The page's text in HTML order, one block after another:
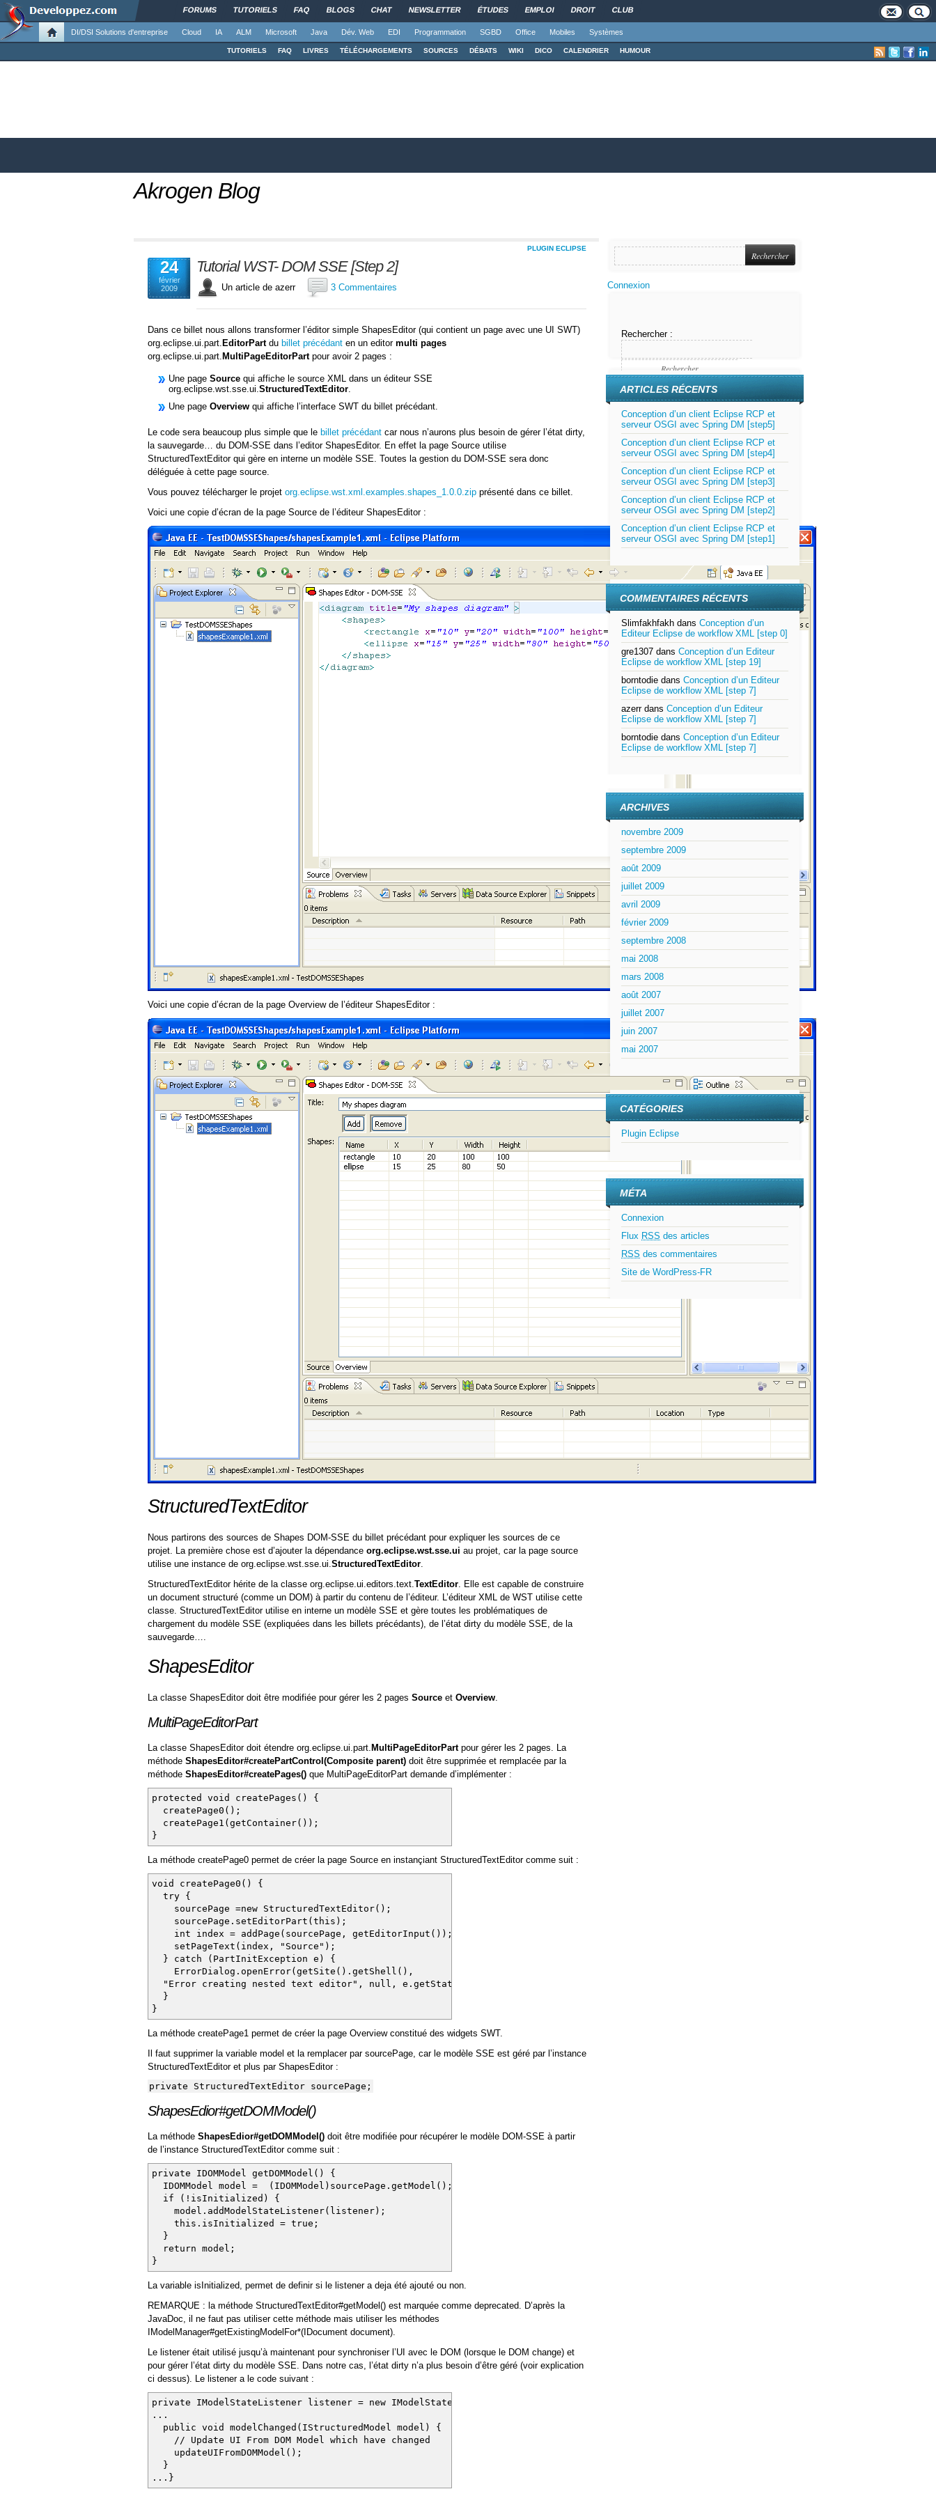
FORUMS TUTORIELS FAQ BLOGS CHAT NEWSLETTER ÉTUDES EMPLOI DROIT CLUB
DI/DSI Solutions d'entreprise Cloud IA ALM Microsoft Java Dév. Web EDI Programmation SGBD Office Mobiles Systèmes
TUTORIELS FAQ LIVRES TÉLÉCHARGEMENTS SOURCES DÉBATS WIKI DICO CALENDRIER HUMOUR
Akrogen Blog
24
février
2009
PLUGIN ECLIPSE
Tutorial WST- DOM SSE [Step 2]
Un article de azerr 3 Commentaires
Dans ce billet nous allons transformer l’éditor simple ShapesEditor (qui contient un page avec une UI SWT)
org.eclipse.ui.part. EditorPartdu billet précédant en un editor multi pages
org.eclipse.ui.part. MultiPageEditorPartpour avoir 2 pages :
Une page Source qui affiche le source XML dans un éditeur SSE
org.eclipse.wst.sse.ui.StructuredTextEditor.
Une page Overview qui affiche l’interface SWT du billet précédant.
Le code sera beaucoup plus simple que le billet précédant car nous n’aurons plus besoin de gérer l’état dirty,
la sauvegarde… du DOM-SSE dans l’editor ShapesEditor. En effet la page Source utilise
StructuredTextEditor qui gère en interne un modèle SSE. Toutes la gestion du DOM-SSE sera donc
déléguée à cette page source.
Vous pouvez télécharger le projet org.eclipse.wst.xml.examples.shapes_1.0.0.zip présenté dans ce billet.
Voici une copie d’écran de la page Source de l’éditeur ShapesEditor :
Voici une copie d’écran de la page Overview de l’éditeur ShapesEditor :
StructuredTextEditor
Nous partirons des sources de Shapes DOM-SSE du billet précédant pour expliquer les sources de ce
projet. La première chose est d’ajouter la dépendance org.eclipse.wst.sse.ui au projet, car la page source
utilise une instance de org.eclipse.wst.sse.ui.StructuredTextEditor.
StructuredTextEditor hérite de la classe org.eclipse.ui.editors.text.TextEditor. Elle est capable de construire
un document structuré (comme un DOM) à partir du contenu de l’éditeur. L’éditeur XML de WST utilise cette
classe. StructuredTextEditor utilise en interne un modèle SSE et gère toutes les problématiques de
chargement du modèle SSE (expliquées dans les billets précédants), de l’état dirty du modèle SSE, de la
sauvegarde….
ShapesEditor
La classe ShapesEditor doit être modifiée pour gérer les 2 pages Source et Overview.
MultiPageEditorPart
La classe ShapesEditor doit étendre org.eclipse.ui.part. MultiPageEditorPartpour gérer les 2 pages. La
méthode ShapesEditor#createPartControl(Composite parent) doit être supprimée et remplacée par la
méthode ShapesEditor#createPages() que MultiPageEditorPart demande d’implémenter :
protected void createPages() {
createPage0();
createPage1(getContainer());
}
La méthode createPage0 permet de créer la page Source en instançiant StructuredTextEditor comme suit :
void createPage0() {
try {
sourcePage =new StructuredTextEditor();
sourcePage.setEditorPart(this);
int index = addPage(sourcePage, getEditorInput());
setPageText(index, "Source");
} catch (PartInitException e) {
ErrorDialog.openError(getSite().getShell(),
"Error creating nested text editor", null, e.getStatus());
}
}
La méthode createPage1 permet de créer la page Overview constitué des widgets SWT.
Il faut supprimer la variable model et la remplacer par sourcePage, car le modèle SSE est géré par l’instance
StructuredTextEditor et plus par ShapesEditor :
private StructuredTextEditor sourcePage;
ShapesEdior#getDOMModel()
La méthode ShapesEdior#getDOMModel() doit être modifiée pour récupérer le modèle DOM-SSE à partir
de l’instance StructuredTextEditor comme suit :
private IDOMModel getDOMModel() {
IDOMModel model = (IDOMModel)sourcePage.getModel();
if (!isInitialized) {
model.addModelStateListener(listener);
this.isInitialized = true;
}
return model;
}
La variable isInitialized, permet de definir si le listener a deja été ajouté ou non.
REMARQUE : la méthode StructuredTextEditor#getModel() est marquée comme deprecated. D’après la
JavaDoc, il ne faut pas utiliser cette méthode mais utiliser les méthodes
IModelManager#getExistingModelFor*(IDocument document).
Le listener était utilisé jusqu’à maintenant pour synchroniser l’UI avec le DOM (lorsque le DOM change) et
pour gérer l’état dirty du modèle SSE. Dans notre cas, l’état dirty n’a plus besoin d’être géré (voir explication
ci dessus). Le listener a le code suivant :
private IModelStateListener listener = new IModelStateListener() {
...
public void modelChanged(IStructuredModel model) {
// Update UI From DOM Model which have changed
updateUIFromDOMModel();
}
...}
Connexion
Rechercher :
ARTICLES RÉCENTS
Conception d’un client Eclipse RCP et
serveur OSGI avec Spring DM [step5]
Conception d’un client Eclipse RCP et
serveur OSGI avec Spring DM [step4]
Conception d’un client Eclipse RCP et
serveur OSGI avec Spring DM [step3]
Conception d’un client Eclipse RCP et
serveur OSGI avec Spring DM [step2]
Conception d’un client Eclipse RCP et
serveur OSGI avec Spring DM [step1]
COMMENTAIRES RÉCENTS
Slimfakhfakh dans Conception d’un
Editeur Eclipse de workflow XML [step 0]
gre1307 dans Conception d’un Editeur
Eclipse de workflow XML [step 19]
borntodie dans Conception d’un Editeur
Eclipse de workflow XML [step 7]
azerrdans Conception d’un Editeur
Eclipse de workflow XML [step 7]
borntodie dans Conception d’un Editeur
Eclipse de workflow XML [step 7]
ARCHIVES
novembre 2009
septembre 2009
août 2009
juillet 2009
avril 2009
février 2009
septembre 2008
mai 2008
mars 2008
août 2007
juillet 2007
juin 2007
mai 2007
CATÉGORIES
Plugin Eclipse
MÉTA
Connexion
Flux RSS des articles
RSS des commentaires
Site de WordPress-FR